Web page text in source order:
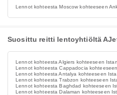
Lennot kohteesta Moscow kohteeseen
Suosittu reitti lentoyhtiöltä
Lennot kohteesta Algiers kohteeseen
Lennot kohteesta Cappadocia
Lennot kohteesta Antalya kohteeseen
Lennot kohteesta Trabzon kohteeseen
Lennot kohteesta Baghdad kohteeseen
Lennot kohteesta Dalaman kohteeseen